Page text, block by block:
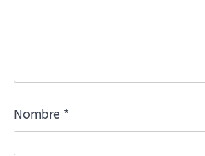
Nombre *